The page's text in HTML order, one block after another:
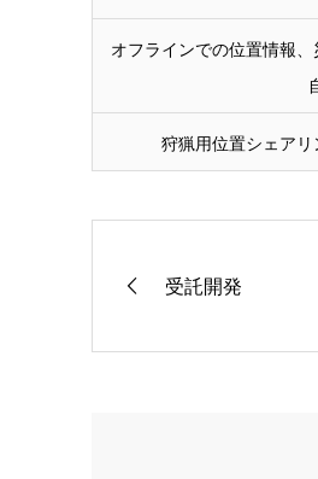
オフラインでの位置情報
狩猟用位置シェアリ
受託開発